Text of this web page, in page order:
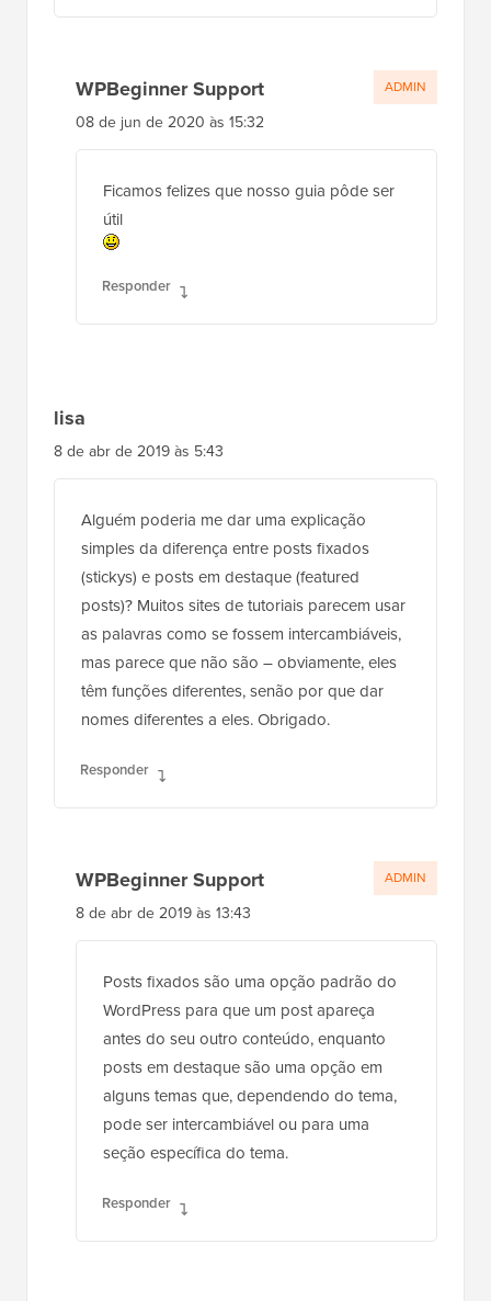
WPBeginner Support
08 de jun de 2020 às 15:32
Ficamos felizes que nosso guia pôde ser
útil
Responder
ADMIN
lisa
8 de abr de 2019 às 5:43
Alguém poderia me dar uma explicação
simples da diferença entre posts fixados
(stickys) e posts em destaque (featured
posts)? Muitos sites de tutoriais parecem usar
as palavras como se fossem intercambiáveis,
mas parece que não são – obviamente, eles
têm funções diferentes, senão por que dar
nomes diferentes a eles. Obrigado.
Responder
WPBeginner Support
8 de abr de 2019 às 13:43
Posts fixados são uma opção padrão do
WordPress para que um post apareça
antes do seu outro conteúdo, enquanto
posts em destaque são uma opção em
alguns temas que, dependendo do tema,
pode ser intercambiável ou para uma
seção específica do tema.
Responder
ADMIN